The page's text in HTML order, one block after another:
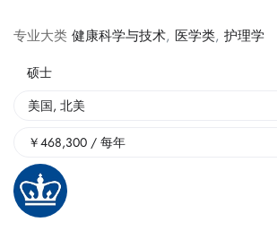
专业大类 健康科学与技术, 医学类, 护理学
硕士
美国, 北美
￥468,300 / 每年